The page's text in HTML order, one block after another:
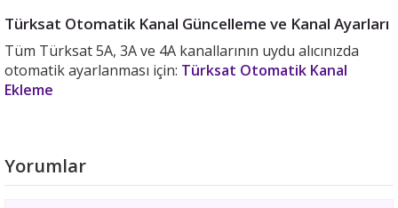
Türksat Otomatik Kanal Güncelleme ve Kanal Ayarları
Tüm Türksat 5A, 3A ve 4A kanallarının uydu alıcınızda
otomatik ayarlanması için: Türksat Otomatik Kanal
Ekleme
Yorumlar